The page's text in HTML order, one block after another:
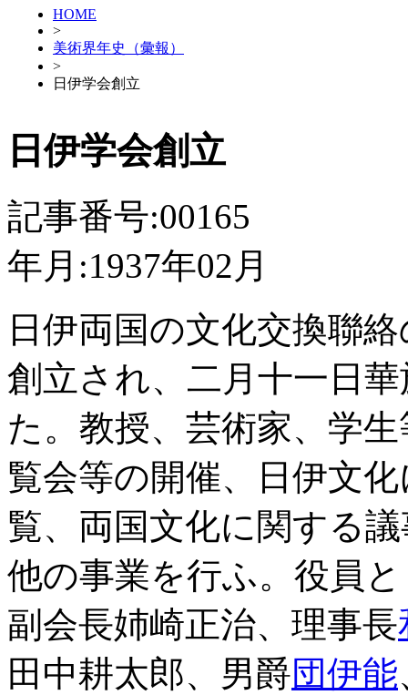
HOME
>
美術界年史（彙報）
>
日伊学会創立
日伊学会創立
記事番号:00165
年月:1937年02月
日伊両国の文化交換聯
創立され、二月十一日
た。教授、芸術家、学
覧会等の開催、日伊文
覧、両国文化に関する
他の事業を行ふ。役員
副会長姉崎正治、理事長
田中耕太郎、男爵団伊能